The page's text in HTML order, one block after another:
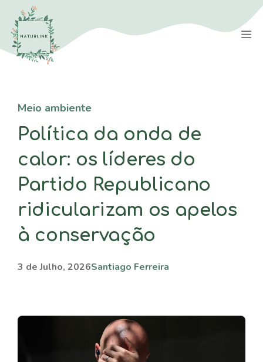
Saltar
para
conteúdo
Meio ambiente
Política da onda de
calor: os líderes do
Partido Republicano
ridicularizam os apelos
à conservação
3 de Julho, 2026Santiago Ferreira